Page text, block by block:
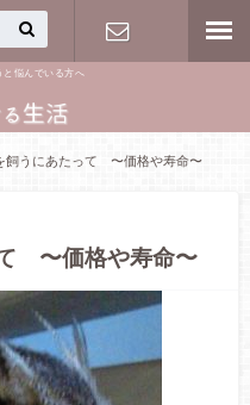
と悩んでいる方へ
飼うにあたって 〜価格や寿命〜
〜価格や寿命〜